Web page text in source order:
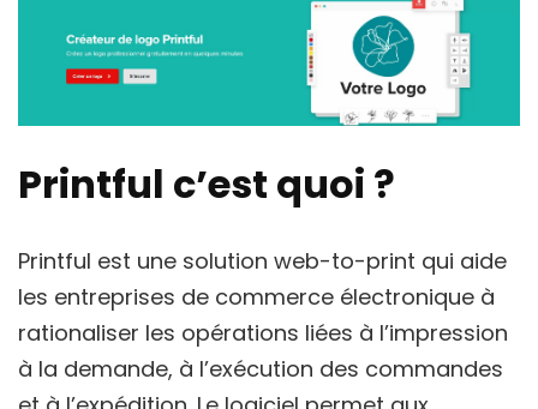
Printful c’est quoi ?
Printful est une solution web-to-print qui aide
les entreprises de commerce électronique à
rationaliser les opérations liées à l’impression
à la demande, à l’exécution des commandes